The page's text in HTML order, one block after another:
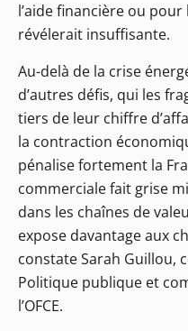
l’aide financière ou
révélerait insuffisante.
Au-delà de la crise
d’autres défis, qui les
tiers de leur chiffre
la contraction
pénalise fortement la
commerciale fait grise
dans les chaînes de
expose davantage aux
constate Sarah Guillou,
Politique publique et
l’OFCE.